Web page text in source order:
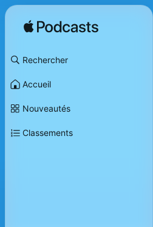
Rechercher
Accueil
Nouveautés
Classements